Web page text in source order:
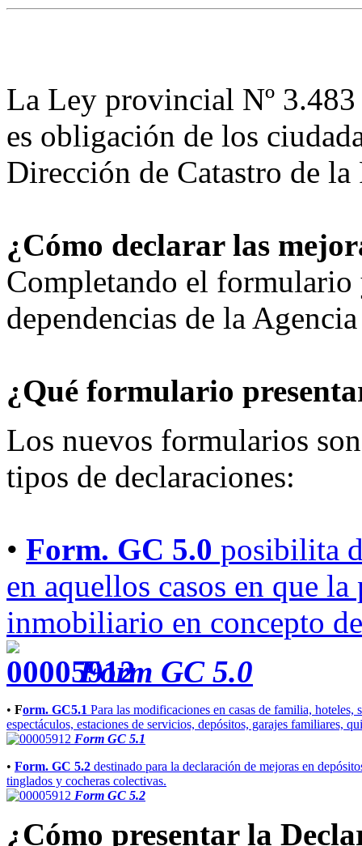
La Ley provincial Nº 3.483
es obligación de los
Dirección de Catastro de
¿Cómo declarar las
Completando el formulario
dependencias de la
¿Qué formulario
Los nuevos formularios
tipos de declaraciones:
• Form. GC 5.0 posibilita
en aquellos casos en que
inmobiliario en concepto
Form GC 5.0
• Form. GC5.1 Para las modificaciones en casas de familia, hoteles,
espectáculos, estaciones de servicios, depósitos, garajes familiares,
Form GC 5.1
• Form. GC 5.2 destinado para la declaración de mejoras en
tinglados y cocheras colectivas.
Form GC 5.2
¿Cómo presentar la